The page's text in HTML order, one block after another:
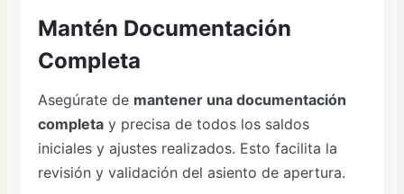
Mantén Documentación
Completa
Asegúrate de mantener una documentación
completa y precisa de todos los saldos
iniciales y ajustes realizados. Esto facilita la
revisión y validación del asiento de apertura.